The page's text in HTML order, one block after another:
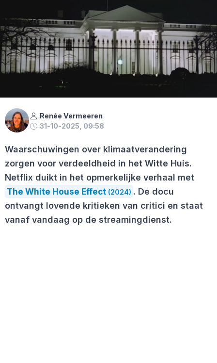
Renée Vermeeren
31-10-2025, 09:58
Waarschuwingen over klimaatverandering
zorgen voor verdeeldheid in het Witte Huis.
Netflix duikt in het opmerkelijke verhaal met
The White House Effect (2024) . De docu
ontvangt lovende kritieken van critici en staat
vanaf vandaag op de streamingdienst.